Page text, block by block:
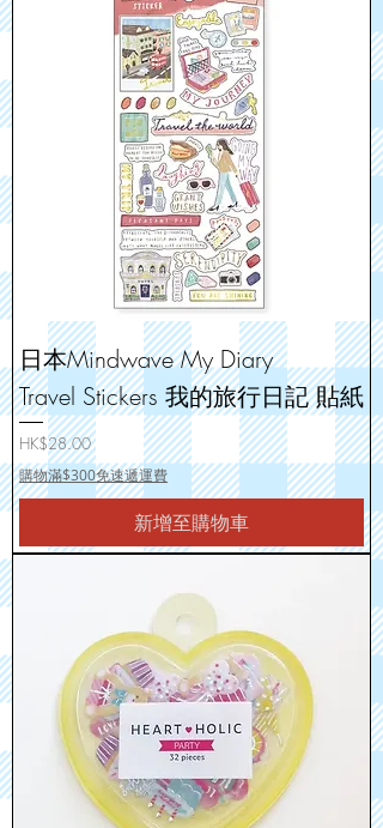
日本Mindwave My Diary
Travel Stickers 我的旅行日記 貼紙
價格
HK$28.00
購物滿$300免速遞運費
新增至購物車